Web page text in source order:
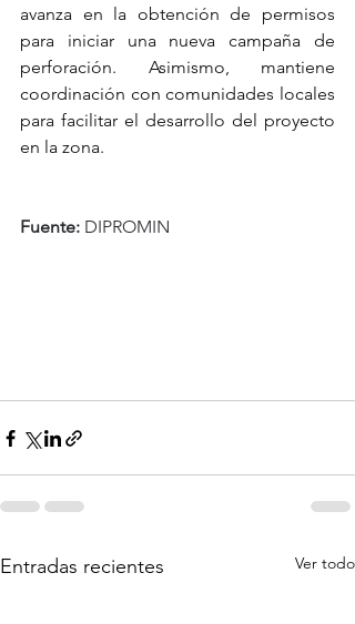
avanza en la obtención de permisos
para iniciar una nueva campaña de
perforación. Asimismo, mantiene
coordinación con comunidades locales
para facilitar el desarrollo del proyecto
en la zona.
Fuente: DIPROMIN
Entradas recientes Ver todo